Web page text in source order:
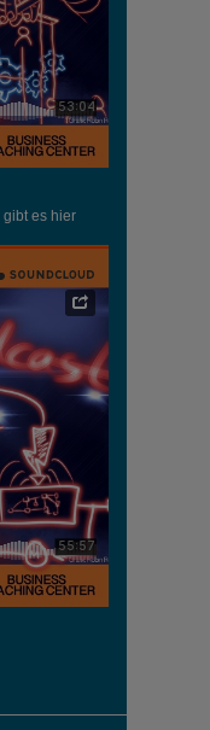
gibt es hier